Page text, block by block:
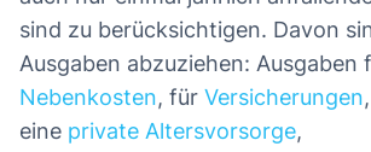
sind zu berücksichtigen. Davon
Ausgaben abzuziehen: Ausgaben
Nebenkosten, für Versicherungen
eine private Altersvorsorge,